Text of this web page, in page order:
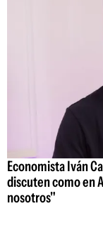
Economista Iván
discuten como en
nosotros"